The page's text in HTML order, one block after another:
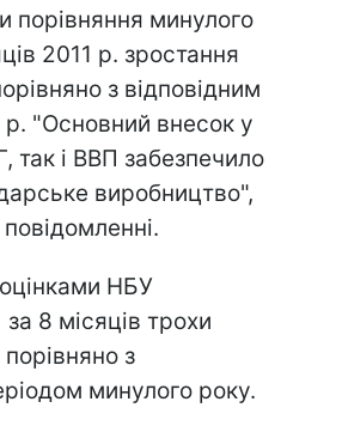
порівняння минулого
2011 р. зростання
з відповідним
"Основний внесок у
так і ВВП забезпечило
виробництво",
НБУ
8 місяців трохи
з
минулого року.